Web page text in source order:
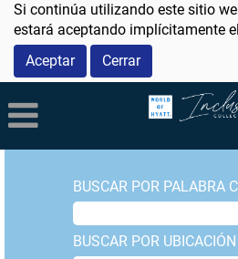
Si continúa utilizando este sitio
estará aceptando implícitamente
Aceptar
Cerrar
BUSCAR POR PALABRA
BUSCAR POR UBICACIÓN